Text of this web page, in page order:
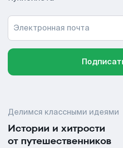
Электронная почта
Делимся классными идеями
Истории и хитрости
от путешественников